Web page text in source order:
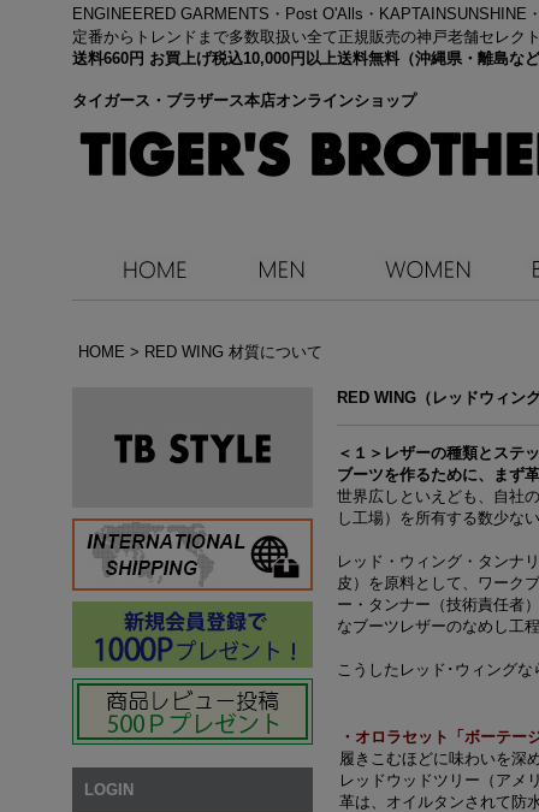
ENGINEERED GARMENTS・ Post O'Alls・KAPTAINSUNSHINE
定番からトレンドまで多数取扱い全て正規販売の神戸老舗セレク
送料660円 お買上げ税込10,000円以上送料無料（沖縄県・離島な
タイガース・ブラザース本店オンラインショップ
HOME > RED WING 材質について
LOGIN
RED WING（レッドウィ
＜１＞レザーの種類とステ
ブーツを作るために、まず
世界広しといえども、自社
し工場）を所有する数少な
レッド・ウィング・タンナ
皮）を原料として、ワーク
ー・タンナー（技術責任者
なブーツレザーのなめし工
こうしたレッド･ウィング
・オロラセット「ボーテー
履きこむほどに味わいを深
レッドウッドツリー（アメ
革は、オイルタンされて防